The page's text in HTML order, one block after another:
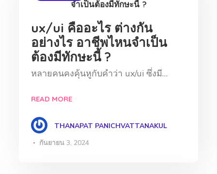
ux/ui คืออะไร ต่างกัน
อย่างไร อาชีพไหนจำเป็น
ต้องมีทักษะนี้ ?
หลายคนคงคุ้นหูกับคำว่า ux/ui ซึ่งมี…
READ MORE
THANAPAT PANICHVATTANAKUL
กันยายน 3, 2024